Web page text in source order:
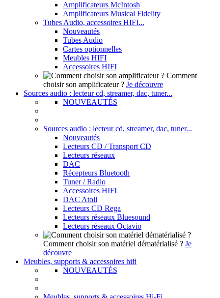
Amplificateurs McIntosh
Amplificateurs Musical Fidelity
Tubes Audio, accessoires HIFI...
Nouveautés
Tubes Audio
Cartes optionnelles
Meubles HIFI
Accessoires HIFI
Comment
choisir son amplificateur ? Je découvre
Sources audio : lecteur cd, streamer, dac, tuner...
NOUVEAUTÉS
Sources audio : lecteur cd, streamer, dac, tuner...
Nouveautés
Lecteurs CD / Transport CD
Lecteurs réseaux
DAC
Récepteurs Bluetooth
Tuner / Radio
Accessoires HIFI
DAC Atoll
Lecteurs CD Rega
Lecteurs réseaux Bluesound
Lecteurs réseaux Octavio
Comment choisir son matériel dématérialisé ? Je
découvre
Meubles, supports & accessoires hifi
NOUVEAUTÉS